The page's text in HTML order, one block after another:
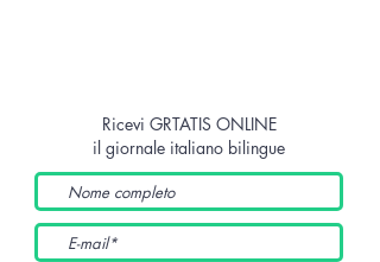
Ricevi GRTATIS ONLINE
il giornale italiano bilingue